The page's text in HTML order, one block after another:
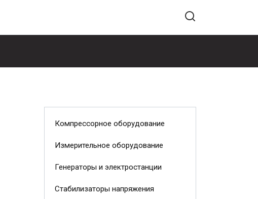
Компрессорное оборудование
Измерительное оборудование
Генераторы и электростанции
Стабилизаторы напряжения